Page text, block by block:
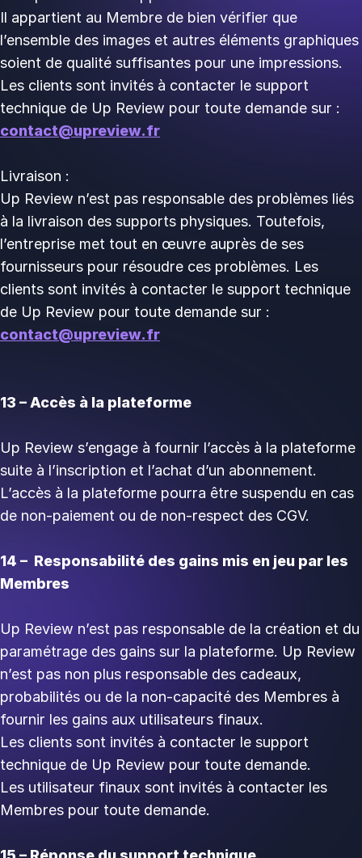
Il appartient au Membre de bien vérifier que
l’ensemble des images et autres éléments graphiques
soient de qualité suffisantes pour une impressions.
Les clients sont invités à contacter le support
technique de Up Review pour toute demande sur :
contact@upreview.fr
Livraison :
Up Review n’est pas responsable des problèmes liés
à la livraison des supports physiques. Toutefois,
l’entreprise met tout en œuvre auprès de ses
fournisseurs pour résoudre ces problèmes. Les
clients sont invités à contacter le support technique
de Up Review pour toute demande sur :
contact@upreview.fr
13 – Accès à la plateforme
Up Review s’engage à fournir l’accès à la plateforme
suite à l’inscription et l’achat d’un abonnement.
L’accès à la plateforme pourra être suspendu en cas
de non-paiement ou de non-respect des CGV.
14 – Responsabilité des gains mis en jeu par les
Membres
Up Review n’est pas responsable de la création et du
paramétrage des gains sur la plateforme. Up Review
n’est pas non plus responsable des cadeaux,
probabilités ou de la non-capacité des Membres à
fournir les gains aux utilisateurs finaux.
Les clients sont invités à contacter le support
technique de Up Review pour toute demande.
Les utilisateur finaux sont invités à contacter les
Membres pour toute demande.